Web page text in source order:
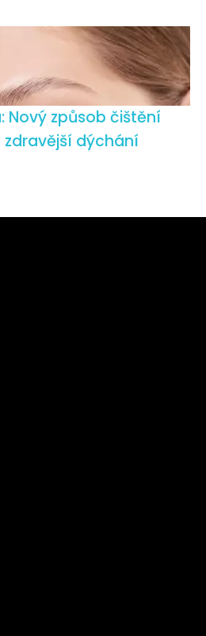
Nový způsob čištění
dýchání